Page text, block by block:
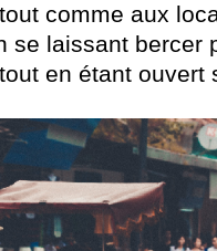
comme aux
se laissant bercer
en étant ouvert